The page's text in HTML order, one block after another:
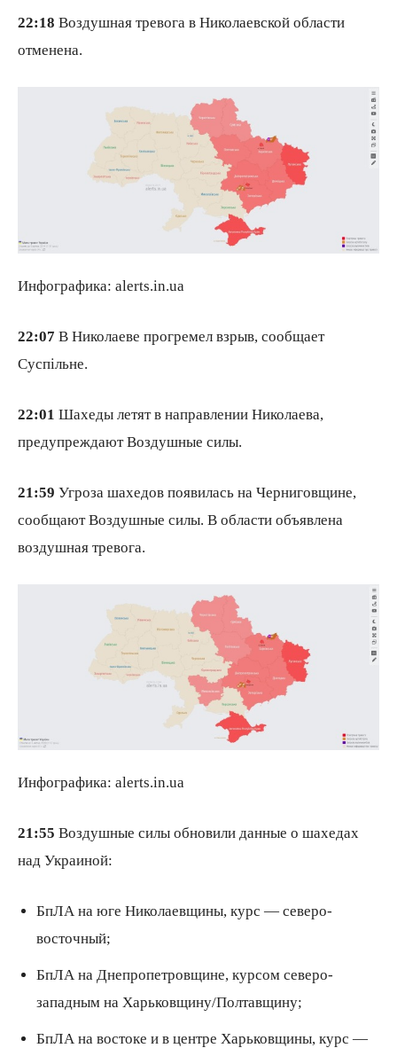
22:18 Воздушная тревога в Николаевской области
отменена.
Инфографика: alerts.in.ua
22:07 В Николаеве прогремел взрыв, сообщает
Суспільне.
22:01 Шахеды летят в направлении Николаева,
предупреждают Воздушные силы.
21:59 Угроза шахедов появилась на Черниговщине,
сообщают Воздушные силы. В области объявлена
воздушная тревога.
Инфографика: alerts.in.ua
21:55 Воздушные силы обновили данные о шахедах
над Украиной:
БпЛА на юге Николаевщины, курс — северо-
восточный;
БпЛА на Днепропетровщине, курсом северо-
западным на Харьковщину/Полтавщину;
БпЛА на востоке и в центре Харьковщины, курс —